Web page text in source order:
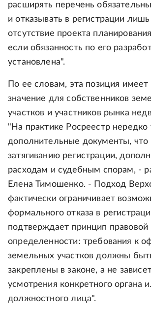
расширять перечень
и отказывать в регистрации
отсутствие проекта
если обязанность по его
установлена".
По ее словам, эта позиция имеет
значение для собственников
участков и участников рынка
"На практике Росреестр нередко
дополнительные документы, что
затягиванию регистрации,
расходам и судебным спорам, -
Елена Тимошенко. - Подход
фактически ограничивает
формального отказа в
подтверждает принцип правовой
определенности: требования к
земельных участков должны
закреплены в законе, а не
усмотрения конкретного органа
должностного лица".